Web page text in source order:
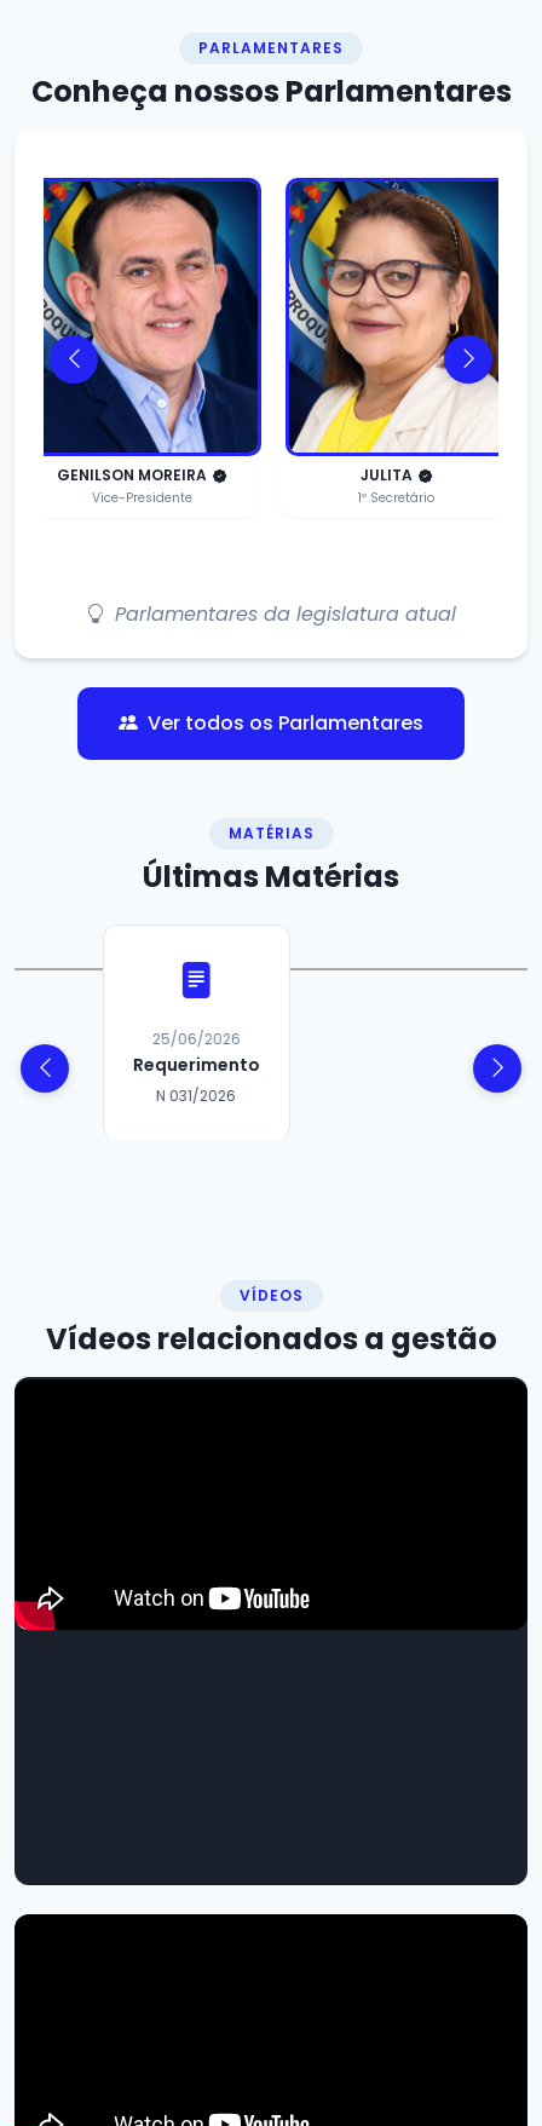
PARLAMENTARES
Conheça nossosParlamentares
DIDI DO ZÉ MERO
2º Secretário
AMANAJÁS ARAÚJO
Vereador
Parlamentares da legislatura atual
Ver todos os Parlamentares
MATÉRIAS
ÚltimasMatérias
24/06/2026
Requerimento
N 029/2026
VÍDEOS
Vídeos relacionados a gestão